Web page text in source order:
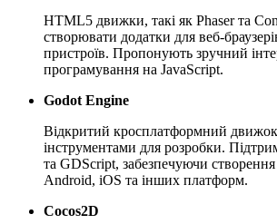
HTML5 движки, такі як Phaser та
створювати додатки для веб-
пристроїв. Пропонують зручний
програмування на JavaScript.
Godot Engine
Відкритий кросплатформний
інструментами для розробки.
та GDScript, забезпечуючи створення
Android, iOS та інших платформ.
Cocos2D